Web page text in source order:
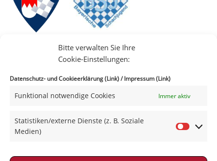
Bitte verwalten Sie Ihre
Cookie-Einstellungen:
Datenschutz- und Cookieerklärung (Link)/Impressum (Link)
Funktional notwendige Cookies Immer aktiv
Statistiken/externe Dienste (z. B. Soziale
Medien)